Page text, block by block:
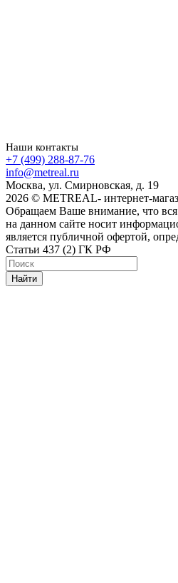
Наши контакты
+7 (499) 288-87-76
info@metreal.ru
Москва, ул. Смирновская, д. 19
2026 © METREAL- интернет-
Обращаем Ваше внимание, что
на данном сайте носит
является публичной офертой,
Статьи 437 (2) ГК РФ
Найти